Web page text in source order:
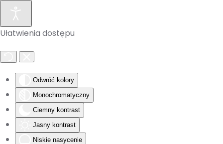
Ułatwienia dostępu
Odwróć kolory
Monochromatyczny
Ciemny kontrast
Jasny kontrast
Niskie nasycenie
Skip to main content